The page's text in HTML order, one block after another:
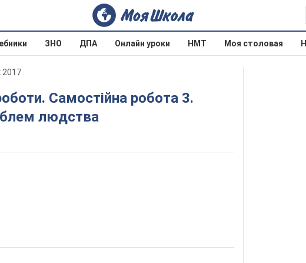
ЗНО ДПА Онлайн уроки НМТ Моя столовая
2017
людства